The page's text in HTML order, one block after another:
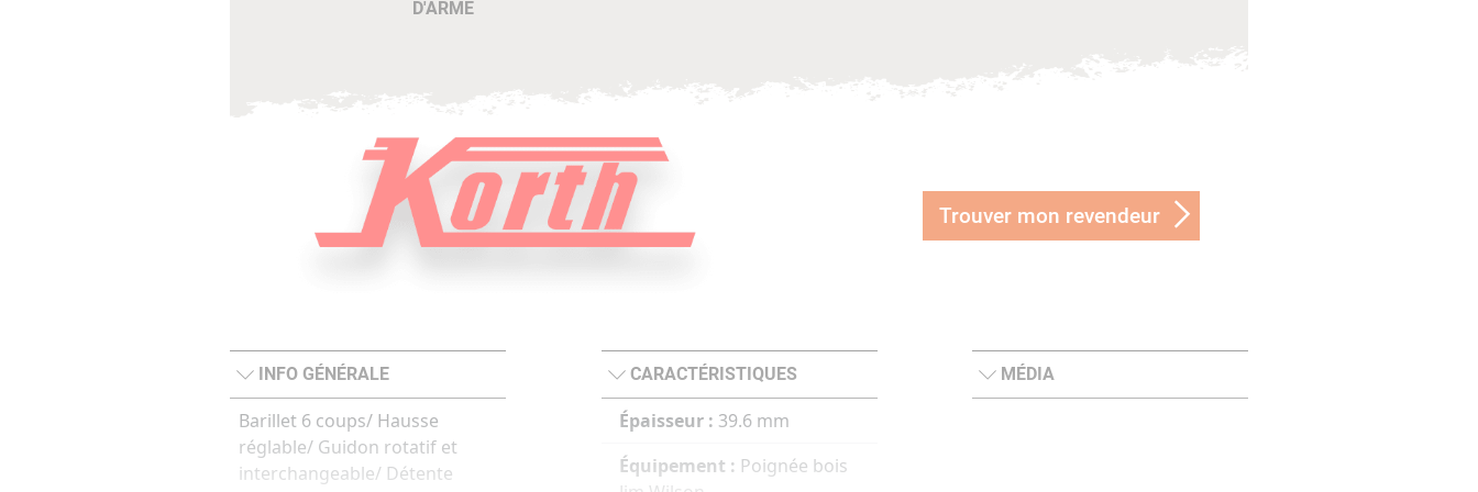
D'ARME
Trouver mon revendeur
INFO GÉNÉRALE
Barillet 6 coups/ Hausse
réglable/ Guidon rotatif et
interchangeable/ Détente
CARACTÉRISTIQUES
Épaisseur : 39.6 mm
Équipement : Poignée bois
MÉDIA